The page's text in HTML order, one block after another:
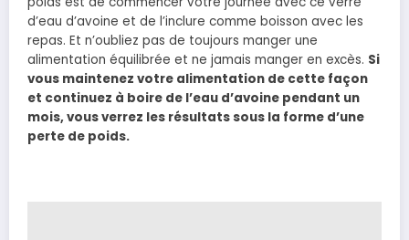
d’eau d’avoine et de l’inclure comme boisson avec les
repas. Et n’oubliez pas de toujours manger une
alimentation équilibrée et ne jamais manger en excès. Si
vous maintenez votre alimentation de cette façon
et continuez à boire de l’eau d’avoine pendant un
mois, vous verrez les résultats sous la forme d’une
perte de poids.